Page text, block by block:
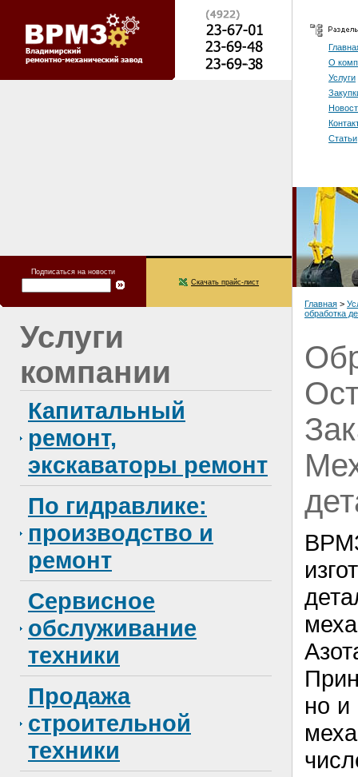
Подписаться на новости
Скачать прайс-лист
Услуги
компании
Капитальный
ремонт,
экскаваторы ремонт
По гидравлике:
производство и
ремонт
Сервисное
обслуживание
техники
Продажа
строительной
техники
О
Услуги
Статьи
Главная >
обработка
но и